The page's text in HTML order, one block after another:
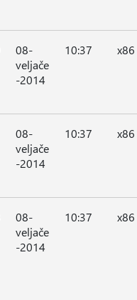
08-
veljače
-2014
10:37 x86
08-
veljače
-2014
10:37 x86
08-
veljače
-2014
10:37 x86